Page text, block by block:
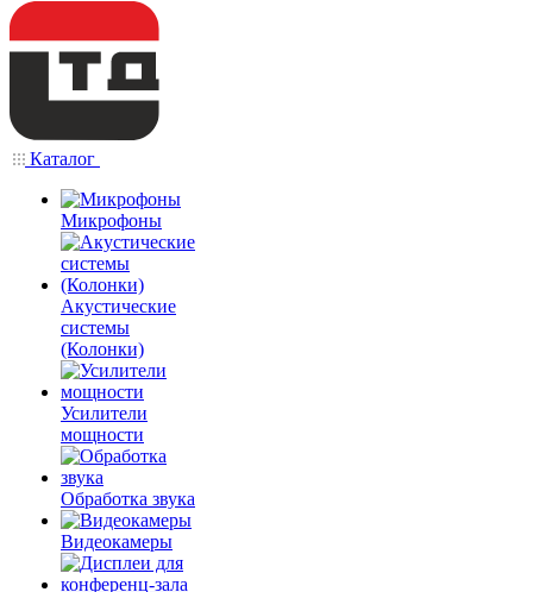
Каталог
Микрофоны
Акустические
системы
(Колонки)
Усилители
мощности
Обработка звука
Видеокамеры